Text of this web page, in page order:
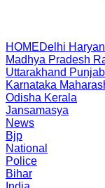
HOMEDelhi
Madhya Pradesh
Uttarakhand Punjab
Karnataka
Odisha Kerala
Jansamasya
News
Bjp
National
Police
Bihar